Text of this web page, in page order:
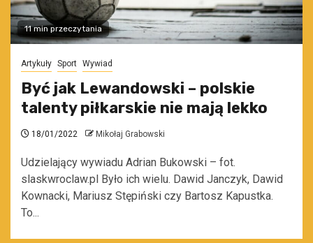
11 min przeczytania
Artykuły Sport Wywiad
Być jak Lewandowski – polskie
talenty piłkarskie nie mają lekko
18/01/2022 Mikołaj Grabowski
Udzielający wywiadu Adrian Bukowski – fot.
slaskwroclaw.pl Było ich wielu. Dawid Janczyk, Dawid
Kownacki, Mariusz Stępiński czy Bartosz Kapustka.
To...